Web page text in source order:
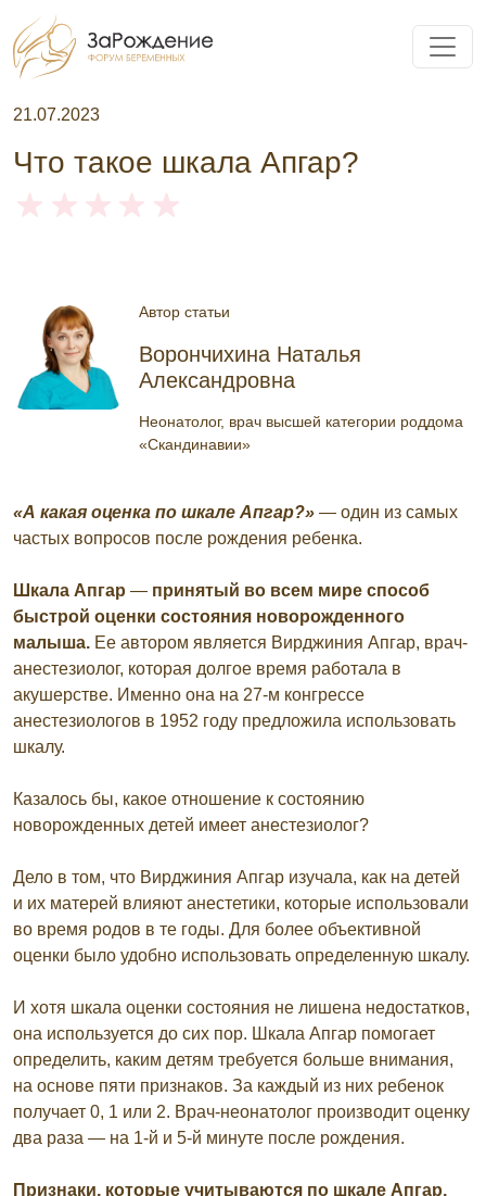
21.07.2023
Что такое шкала Апгар?
Автор статьи
Ворончихина Наталья
Александровна
Неонатолог, врач высшей категории роддома
«Скандинавии»
«А какая оценка по шкале Апгар?» — один из самых
частых вопросов после рождения ребенка.
Шкала Апгар — принятый во всем мире​ способ
быстрой оценки состояния новорожденного
малыша. Ее автором является Вирджиния Апгар, врач-
анестезиолог, которая долгое время работала в
акушерстве. Именно она на 27-м конгрессе
анестезиологов в 1952 году предложила использовать
шкалу.
Казалось бы, какое отношение к состоянию
новорожденных детей имеет анестезиолог?
Дело в том, что Вирджиния Апгар изучала, как на детей
и их матерей влияют анестетики, которые использовали
во время родов в те годы. Для более объективной
оценки было удобно использовать определенную шкалу.
И хотя шкала оценки состояния не лишена недостатков,
она используется до сих пор. Шкала Апгар помогает
определить, каким детям требуется больше внимания,
на основе пяти признаков. За каждый из них ребенок
получает 0, 1 или 2. Врач-неонатолог производит оценку
два раза — на 1-й и 5-й минуте после рождения.
Признаки, которые учитываются по шкале Апгар,